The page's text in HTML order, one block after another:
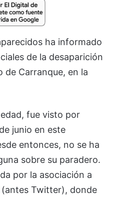
ha informado
de la desaparición
de Carranque, en la
fue visto por
junio en este
entonces, no se ha
sobre su paradero.
por la asociación a
Twitter), donde